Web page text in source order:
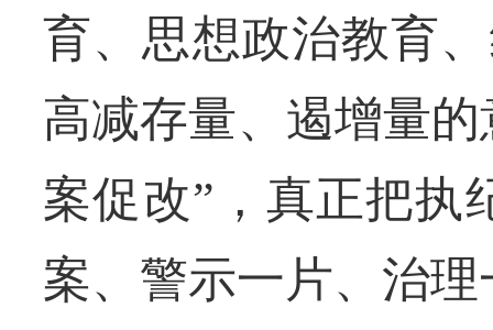
育、思想政治教育
高减存量、遏增量
案促改”，真正把执
案、警示一片、治